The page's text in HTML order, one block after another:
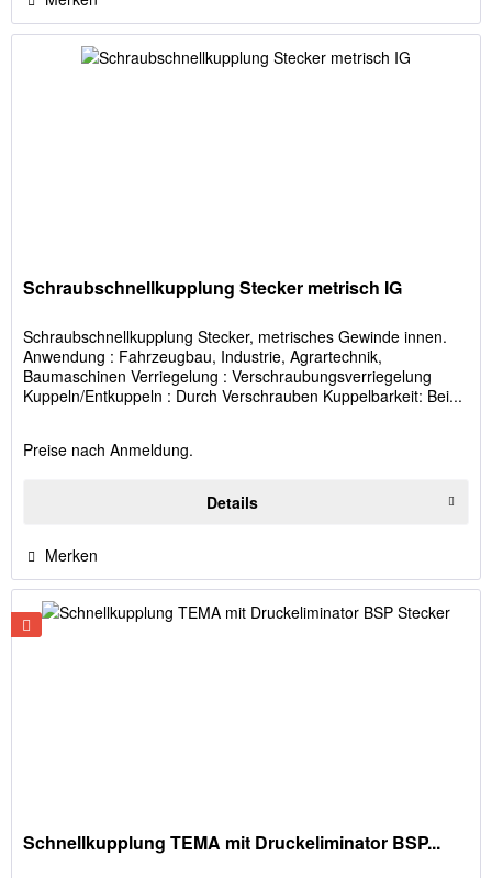
Schraubschnellkupplung Stecker metrisch IG
Schraubschnellkupplung Stecker, metrisches Gewinde innen.
Anwendung : Fahrzeugbau, Industrie, Agrartechnik,
Baumaschinen Verriegelung : Verschraubungsverriegelung
Kuppeln/Entkuppeln : Durch Verschrauben Kuppelbarkeit: Bei...
Preise nach Anmeldung.
Details
Merken
Schnellkupplung TEMA mit Druckeliminator BSP...